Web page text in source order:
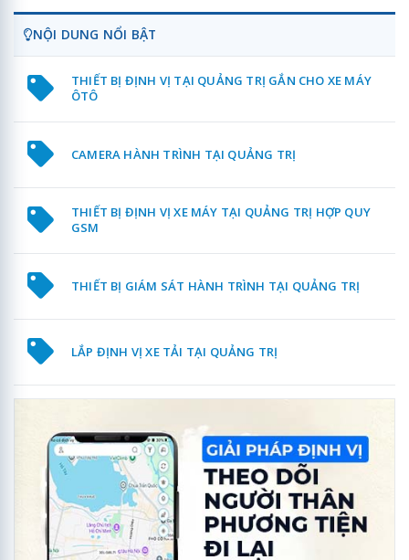
NỘI DUNG NỔI BẬT
THIẾT BỊ ĐỊNH VỊ TẠI QUẢNG TRỊ GẮN CHO XE MÁY
ÔTÔ
CAMERA HÀNH TRÌNH TẠI QUẢNG TRỊ
THIẾT BỊ ĐỊNH VỊ XE MÁY TẠI QUẢNG TRỊ HỢP QUY
GSM
THIẾT BỊ GIÁM SÁT HÀNH TRÌNH TẠI QUẢNG TRỊ
LẮP ĐỊNH VỊ XE TẢI TẠI QUẢNG TRỊ